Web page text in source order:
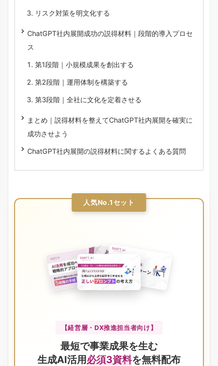
リスク対策を明文化する
ChatGPT社内展開成功の説得材料｜段階的導入プロセ
ス
第1段階｜小規模成果を創出する
第2段階｜運用体制を構築する
第3段階｜全社に文化を定着させる
まとめ｜説得材料を整えてChatGPT社内展開を確実に
成功させよう
ChatGPT社内展開の説得材料に関するよくある質問
人気No.1セット
【経営層・DX推進担当者向け】
最短で事業成果を生む
生成AI活用必須3資料を無料配布